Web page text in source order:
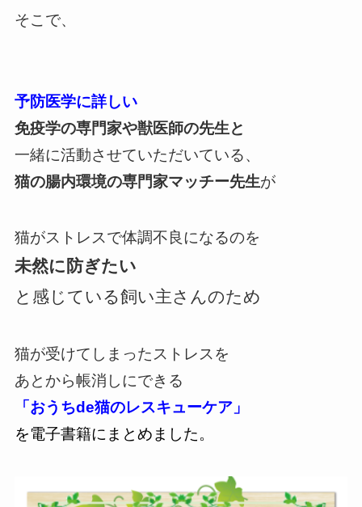
そこで、
予防医学に詳しい
免疫学の専門家や獣医師の先生と
一緒に活動させていただいている、
猫の腸内環境の専門家マッチー先生が
猫がストレスで体調不良になるのを
未然に防ぎたい
と感じている飼い主さんのため
猫が受けてしまったストレスを
あとから帳消しにできる
「おうちde猫のレスキューケア」
を電子書籍にまとめました。